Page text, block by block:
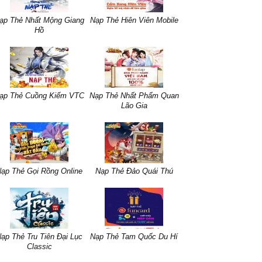
Thẻ Nhất Mộng Giang
Hồ
Nạp Thẻ Hiên Viên Mobile
Thẻ Cuồng Kiếm VTC Nạp Thẻ Nhất Phẩm Quan
Lão Gia
Thẻ Gọi Rồng Online Nạp Thẻ Đảo Quái Thú
Thẻ Tru Tiên Đại Lục
Classic
Nạp Thẻ Tam Quốc Du Hí